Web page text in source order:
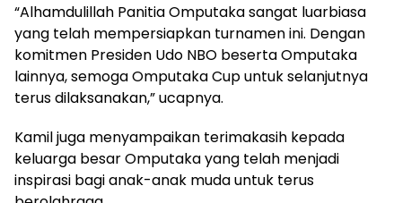
“Alhamdulillah Panitia Omputaka sangat luarbiasa
yang telah mempersiapkan turnamen ini. Dengan
komitmen Presiden Udo NBO beserta Omputaka
lainnya, semoga Omputaka Cup untuk selanjutnya
terus dilaksanakan,” ucapnya.
Kamil juga menyampaikan terimakasih kepada
keluarga besar Omputaka yang telah menjadi
inspirasi bagi anak-anak muda untuk terus